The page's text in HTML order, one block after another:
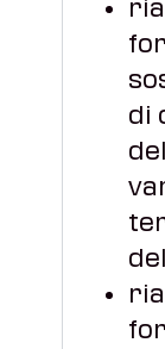
di